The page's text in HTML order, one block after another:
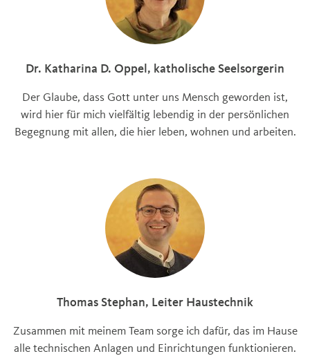
Dr. Katharina D. Oppel, katholische Seelsorgerin
Der Glaube, dass Gott unter uns Mensch geworden ist,
wird hier für mich vielfältig lebendig in der persönlichen
Begegnung mit allen, die hier leben, wohnen und arbeiten.
Thomas Stephan, Leiter Haustechnik
Zusammen mit meinem Team sorge ich dafür, das im Hause
alle technischen Anlagen und Einrichtungen funktionieren.